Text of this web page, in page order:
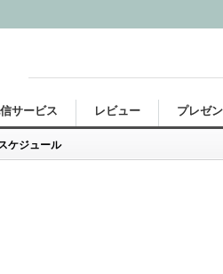
ケジュール
サービス レビュー プレゼ